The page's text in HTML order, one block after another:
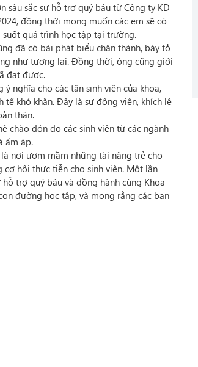
sắc sự hỗ trợ quý báu từ Công ty KD
đồng thời mong muốn các em sẽ có
quá trình học tập tại trường.
đã có bài phát biểu chân thành, bày tỏ
như tương lai. Đồng thời, ông cũng giới
đạt được.
nghĩa cho các tân sinh viên của khoa,
tế khó khăn. Đây là sự động viên, khích lệ
thân.
chào đón do các sinh viên từ các ngành
ấm áp.
nơi ươm mầm những tài năng trẻ cho
hội thực tiễn cho sinh viên. Một lần
trợ quý báu và đồng hành cùng Khoa
đường học tập, và mong rằng các bạn